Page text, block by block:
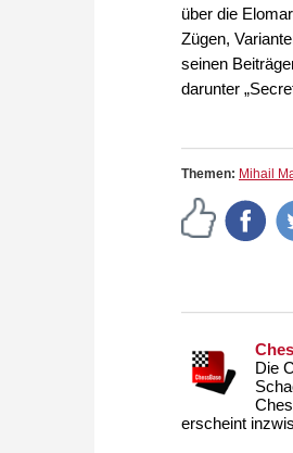
über die
Zügen,
seinen
darunter
Themen: Mihail
Die
erscheint